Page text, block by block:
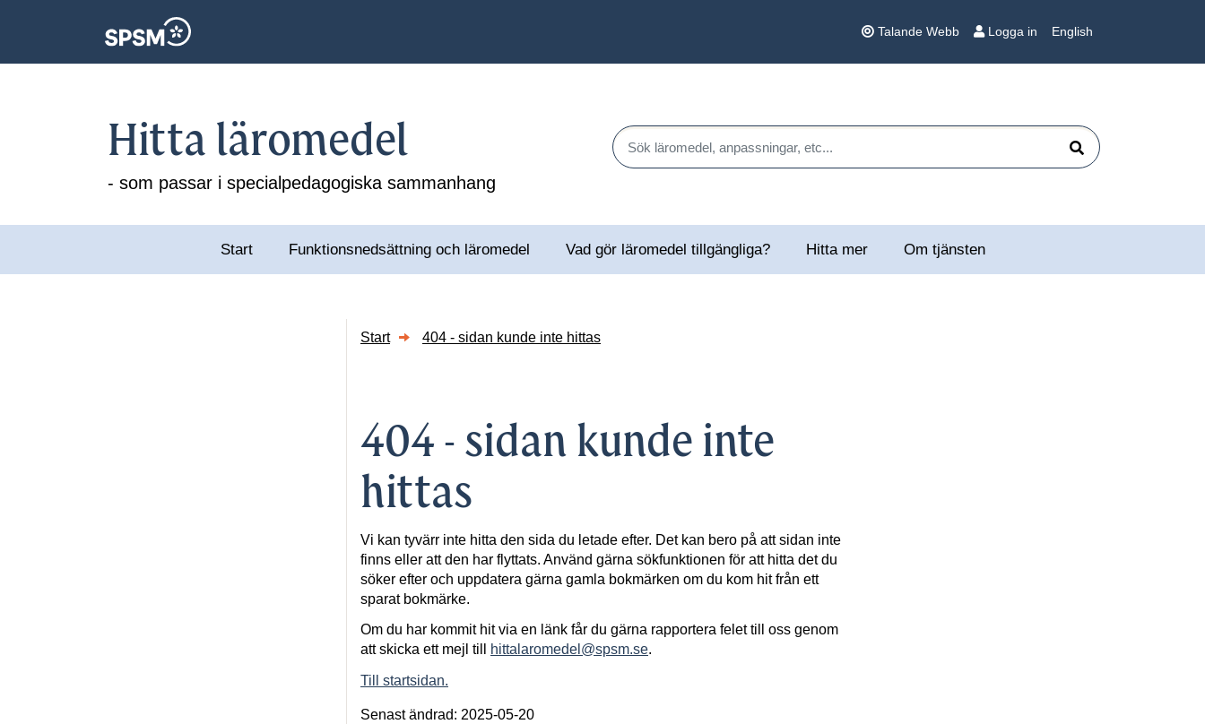
Talande Webb Logga in English
Hitta läromedel
- som passar i specialpedagogiska sammanhang
Sök läromedel, anpassningar, etc...
Sök
Start Funktionsnedsättning och läromedel Vad gör läromedel tillgängliga? Hitta mer Om tjänsten
Start 404 - sidan kunde inte hittas
404 - sidan kunde inte
hittas
Vi kan tyvärr inte hitta den sida du letade efter. Det kan bero på att sidan inte
finns eller att den har flyttats. Använd gärna sökfunktionen för att hitta det du
söker efter och uppdatera gärna gamla bokmärken om du kom hit från ett
sparat bokmärke.
Om du har kommit hit via en länk får du gärna rapportera felet till oss genom
att skicka ett mejl till
hittalaromedel@spsm.se.
Till startsidan.
Senast ändrad: 2025-05-20